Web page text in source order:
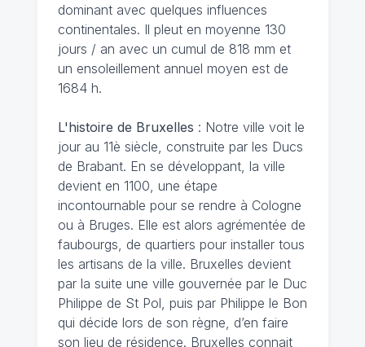
dominant avec quelques influences
continentales. Il pleut en moyenne 130
jours / an avec un cumul de 818 mm et
un ensoleillement annuel moyen est de
1684 h.
L'histoire de Bruxelles : Notre ville voit le
jour au 11è siècle, construite par les Ducs
de Brabant. En se développant, la ville
devient en 1100, une étape
incontournable pour se rendre à Cologne
ou à Bruges. Elle est alors agrémentée de
faubourgs, de quartiers pour installer tous
les artisans de la ville. Bruxelles devient
par la suite une ville gouvernée par le Duc
Philippe de St Pol, puis par Philippe le Bon
qui décide lors de son règne, d’en faire
son lieu de résidence. Bruxelles connait